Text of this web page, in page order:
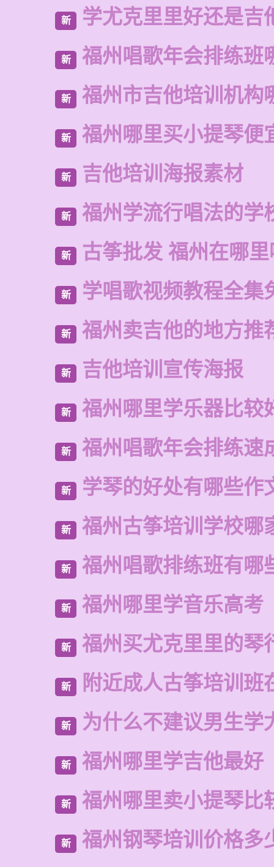
新 学尤克里里好还是吉
新 福州唱歌年会排练班
新 福州市吉他培训机构
新 福州哪里买小提琴便
新 吉他培训海报素材
新 福州学流行唱法的学
新 古筝批发 福州在哪
新 学唱歌视频教程全集
新 福州卖吉他的地方推
新 吉他培训宣传海报
新 福州哪里学乐器比较
新 福州唱歌年会排练速
新 学琴的好处有哪些作
新 福州古筝培训学校哪
新 福州唱歌排练班有哪
新 福州哪里学音乐高考
新 福州买尤克里里的琴
新 附近成人古筝培训班
新 为什么不建议男生学
新 福州哪里学吉他最好
新 福州哪里卖小提琴比
新 福州钢琴培训价格多